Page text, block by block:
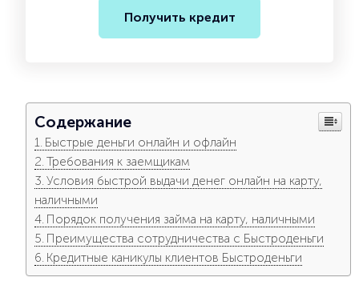
Получить кредит
Содержание
Быстрые деньги онлайн и офлайн
Требования к заемщикам
Условия быстрой выдачи денег онлайн на карту,
наличными
Порядок получения займа на карту, наличными
Преимущества сотрудничества с Быстроденьги
Кредитные каникулы клиентов Быстроденьги